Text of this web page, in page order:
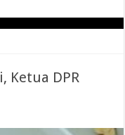
Ketua DPR